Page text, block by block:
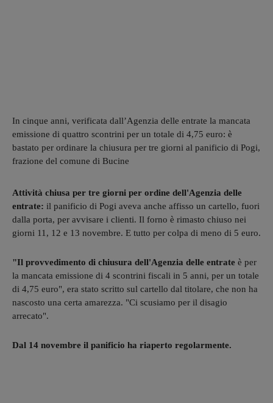
In cinque anni, verificata dall’Agenzia delle entrate la mancata
emissione di quattro scontrini per un totale di 4,75 euro: è
bastato per ordinare la chiusura per tre giorni al panificio di Pogi,
frazione del comune di Bucine
Attività chiusa per tre giorni per ordine dell'Agenzia delle
entrate: il panificio di Pogi aveva anche affisso un cartello, fuori
dalla porta, per avvisare i clienti. Il forno è rimasto chiuso nei
giorni 11, 12 e 13 novembre. E tutto per colpa di meno di 5 euro.
"Il provvedimento di chiusura dell'Agenzia delle entrate è per
la mancata emissione di 4 scontrini fiscali in 5 anni, per un totale
di 4,75 euro", era stato scritto sul cartello dal titolare, che non ha
nascosto una certa amarezza. "Ci scusiamo per il disagio
arrecato".
Dal 14 novembre il panificio ha riaperto regolarmente.